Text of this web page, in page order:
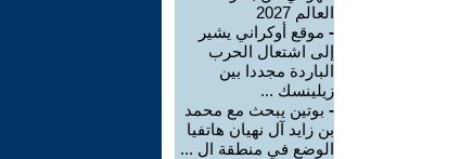
العالم 2027
- موقع أوكراني يشير
إلى اشتعال الحرب
الباردة مجددا بين
زيلينسك ...
- بوتين يبحث مع محمد
بن زايد آل نهيان هاتفيا
الوضع في منطقة ال ...